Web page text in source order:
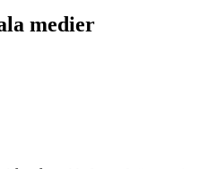
medier